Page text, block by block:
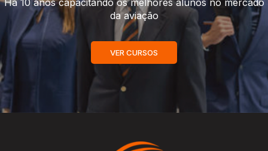
da aviação
VER CURSOS